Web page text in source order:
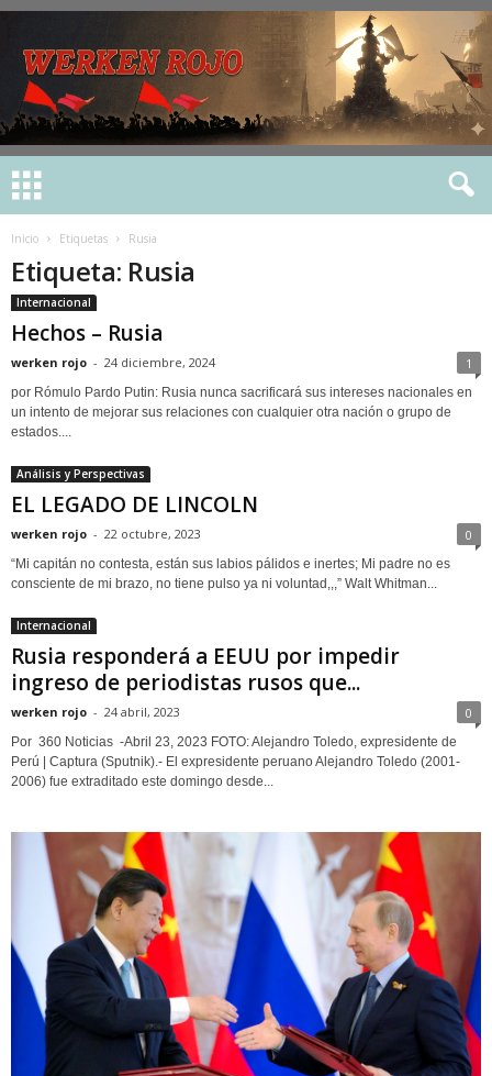
Inicio Etiquetas Rusia
Etiqueta: Rusia
Internacional
Hechos – Rusia
werken rojo - 24 diciembre, 2024 1
por Rómulo Pardo Putin: Rusia nunca sacrificará sus intereses nacionales en
un intento de mejorar sus relaciones con cualquier otra nación o grupo de
estados....
Análisis y Perspectivas
EL LEGADO DE LINCOLN
werken rojo - 22 octubre, 2023 0
“Mi capitán no contesta, están sus labios pálidos e inertes; Mi padre no es
consciente de mi brazo, no tiene pulso ya ni voluntad,,,” Walt Whitman...
Internacional
Rusia responderá a EEUU por impedir
ingreso de periodistas rusos que...
werken rojo - 24 abril, 2023 0
Por 360 Noticias -Abril 23, 2023 FOTO: Alejandro Toledo, expresidente de
Perú | Captura (Sputnik).- El expresidente peruano Alejandro Toledo (2001-
2006) fue extraditado este domingo desde...